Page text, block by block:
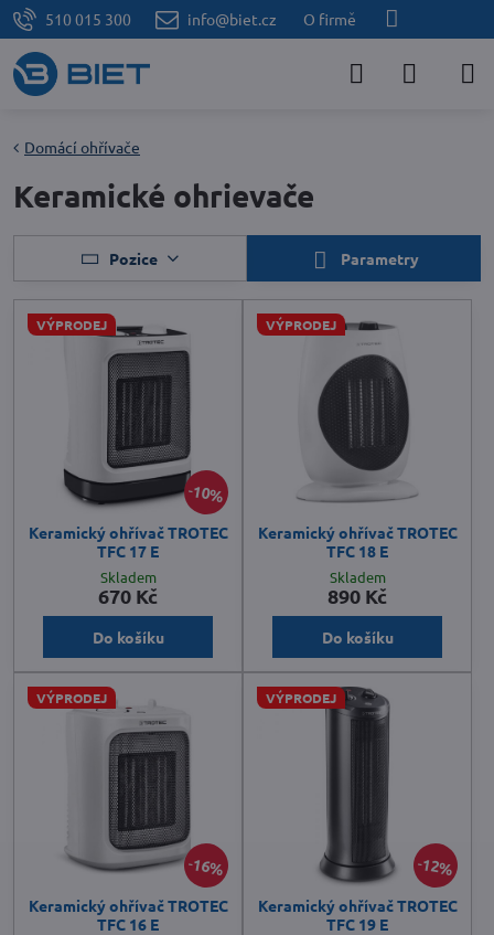
510 015 300 info@biet.cz O firmě
Domácí ohřívače
Keramické ohrievače
Pozice Parametry
10%
VÝPRODEJ
Keramický ohřívač TROTEC
TFC 17 E
Skladem
670 Kč
Do košíku
VÝPRODEJ
Keramický ohřívač TROTEC
TFC 18 E
Skladem
890 Kč
Do košíku
16%
VÝPRODEJ
Keramický ohřívač TROTEC
TFC 16 E
12%
VÝPRODEJ
Keramický ohřívač TROTEC
TFC 19 E